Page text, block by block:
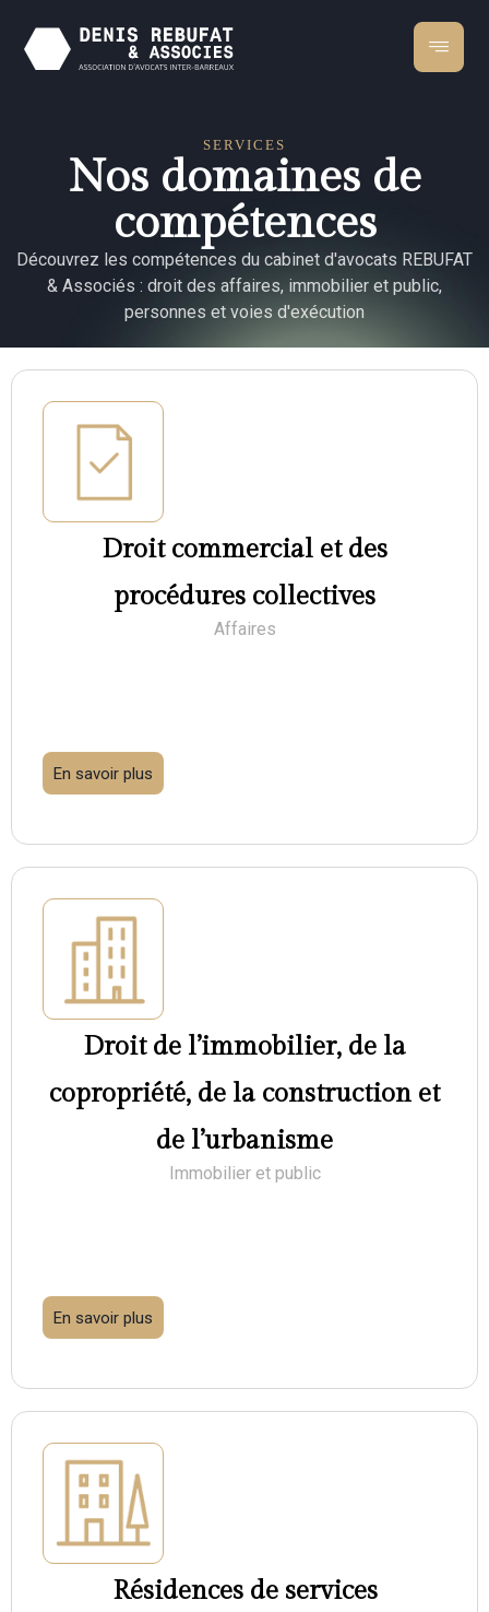
SERVICES
Nos domaines de
compétences
Découvrez les compétences du cabinet d'avocats REBUFAT
& Associés : droit des affaires, immobilier et public,
personnes et voies d'exécution
Droit commercial et des
procédures collectives
Affaires
En savoir plus
Droit de l’immobilier, de la
copropriété, de la construction et
de l’urbanisme
Immobilier et public
En savoir plus
Résidences de services